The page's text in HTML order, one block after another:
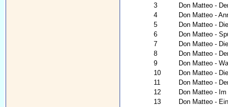
3
Don Matteo -
4
Don Matteo -
5
Don Matteo -
6
Don Matteo -
7
Don Matteo -
8
Don Matteo -
9
Don Matteo -
10
Don Matteo -
11
Don Matteo -
12
Don Matteo -
13
Don Matteo -